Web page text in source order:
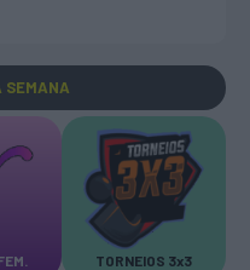
SEMANA
TORNEIOS 3x3